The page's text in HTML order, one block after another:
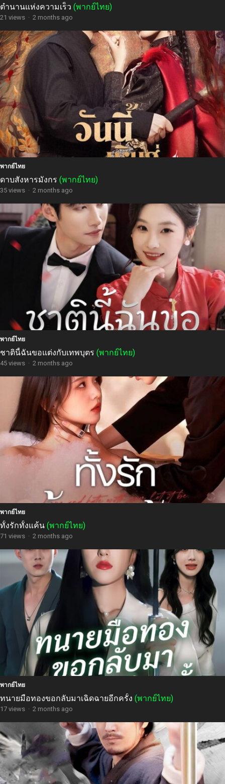
ตำนานแห่งความเร็ว (พากย์ไทย)
21 views · 2 months ago
พากย์ไทย
ดาบสังหารมังกร (พากย์ไทย)
35 views · 2 months ago
พากย์ไทย
ชาตินี้ฉันขอแต่งกับเทพบุตร (พากย์ไทย)
45 views · 2 months ago
พากย์ไทย
ทั้งรักทั้งแค้น (พากย์ไทย)
71 views · 2 months ago
พากย์ไทย
ทนายมือทองขอกลับมาเฉิดฉายอีกครั้ง (พากย์ไทย)
17 views · 2 months ago